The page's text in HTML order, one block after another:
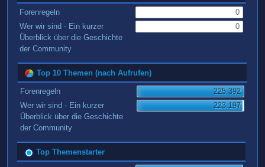
Forenregeln
0
Wer wir sind - Ein kurzer
Überblick über die Geschichte
der Community
0
Top 10 Themen (nach Aufrufen)
Forenregeln
225.392
Wer wir sind - Ein kurzer
Überblick über die Geschichte
der Community
223.197
Top Themenstarter